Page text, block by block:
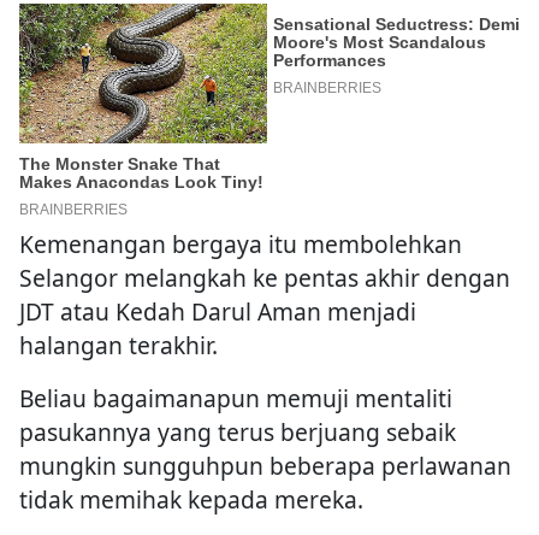
Kemenangan bergaya itu membolehkan
Selangor melangkah ke pentas akhir dengan
JDT atau Kedah Darul Aman menjadi
halangan terakhir.
Beliau bagaimanapun memuji mentaliti
pasukannya yang terus berjuang sebaik
mungkin sungguhpun beberapa perlawanan
tidak memihak kepada mereka.